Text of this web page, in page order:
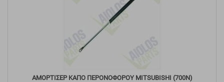
ΑΜΟΡΤΙΣΕΡ ΚΑΠΟ ΠΕΡΟΝΟΦΟΡΟΥ MITSUBISHI (700Ν)